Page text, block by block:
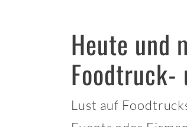
Heute und
Foodtruck-
Lust auf